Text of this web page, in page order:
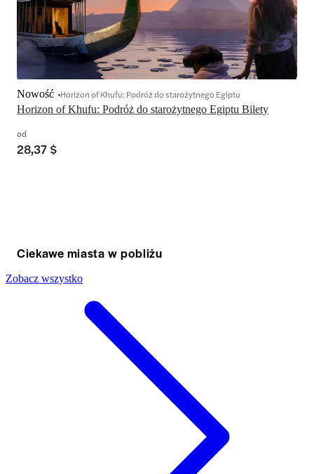
Horizon of Khufu: Podróż do starożytnego Egiptu Bilety
Nowość Horizon of Khufu: Podróż do starożytnego Egiptu
od
28,37 $
Ciekawe miasta w pobliżu
Zobacz wszystko